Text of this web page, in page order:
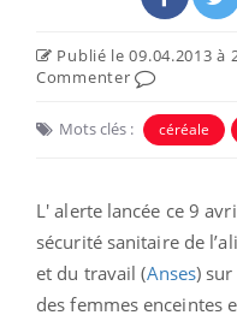
Publié le 09.04.2013 à
Commenter
Mots clés : céréale
L' alerte lancée ce 9
sécurité sanitaire de
et du travail (Anses)
des femmes enceintes